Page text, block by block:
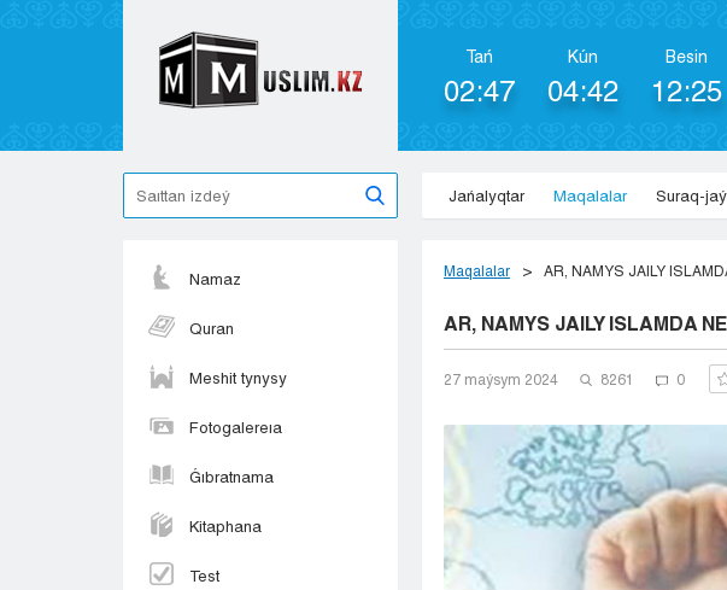
Tań
02:47
Kún
04:42
Besіn
12:25
Jańalyqtar Maqalalar Suraq-
Namaz
Quran
Meshit tynysy
Fotogalereıa
Ǵıbratnama
Kitaphana
Test
Maqalalar AR, NAMYS JAILY
AR, NAMYS JAILY ISLAMDA
27 maýsym 2024 8261 0